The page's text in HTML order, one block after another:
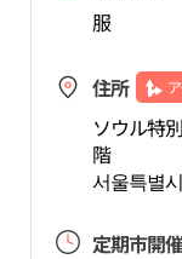
服
住所
ソウル特
階
서울특별
定期市開